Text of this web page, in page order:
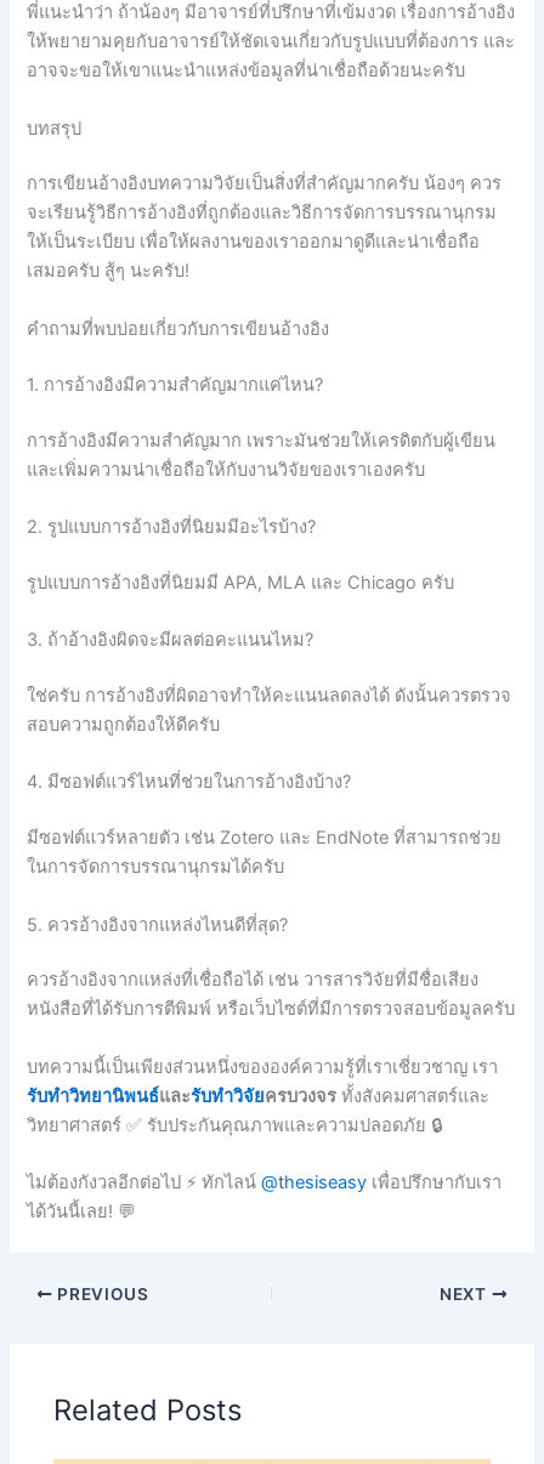
พี่แนะนำว่า ถ้าน้องๆ มีอาจารย์ที่ปรึกษาที่เข้มงวด เรื่องการอ้างอิง
ให้พยายามคุยกับอาจารย์ให้ชัดเจนเกี่ยวกับรูปแบบที่ต้องการ และ
อาจจะขอให้เขาแนะนำแหล่งข้อมูลที่น่าเชื่อถือด้วยนะครับ
บทสรุป
การเขียนอ้างอิงบทความวิจัยเป็นสิ่งที่สำคัญมากครับ น้องๆ ควร
จะเรียนรู้วิธีการอ้างอิงที่ถูกต้องและวิธีการจัดการบรรณานุกรม
ให้เป็นระเบียบ เพื่อให้ผลงานของเราออกมาดูดีและน่าเชื่อถือ
เสมอครับ สู้ๆ นะครับ!
คำถามที่พบบ่อยเกี่ยวกับการเขียนอ้างอิง
1. การอ้างอิงมีความสำคัญมากแค่ไหน?
การอ้างอิงมีความสำคัญมาก เพราะมันช่วยให้เครดิตกับผู้เขียน
และเพิ่มความน่าเชื่อถือให้กับงานวิจัยของเราเองครับ
2. รูปแบบการอ้างอิงที่นิยมมีอะไรบ้าง?
รูปแบบการอ้างอิงที่นิยมมี APA, MLA และ Chicago ครับ
3. ถ้าอ้างอิงผิดจะมีผลต่อคะแนนไหม?
ใช่ครับ การอ้างอิงที่ผิดอาจทำให้คะแนนลดลงได้ ดังนั้นควรตรวจ
สอบความถูกต้องให้ดีครับ
4. มีซอฟต์แวร์ไหนที่ช่วยในการอ้างอิงบ้าง?
มีซอฟต์แวร์หลายตัว เช่น Zotero และ EndNote ที่สามารถช่วย
ในการจัดการบรรณานุกรมได้ครับ
5. ควรอ้างอิงจากแหล่งไหนดีที่สุด?
ควรอ้างอิงจากแหล่งที่เชื่อถือได้ เช่น วารสารวิจัยที่มีชื่อเสียง
หนังสือที่ได้รับการตีพิมพ์ หรือเว็บไซต์ที่มีการตรวจสอบข้อมูลครับ
บทความนี้เป็นเพียงส่วนหนึ่งขององค์ความรู้ที่เราเชี่ยวชาญ เรา
รับทำวิทยานิพนธ์และรับทำวิจัยครบวงจร ทั้งสังคมศาสตร์และ
วิทยาศาสตร์ ✅ รับประกันคุณภาพและความปลอดภัย 🔒
ไม่ต้องกังวลอีกต่อไป ⚡ ทักไลน์@thesiseasy เพื่อปรึกษากับเรา
ได้วันนี้เลย! 💬
PREVIOUS NEXT
Related Posts